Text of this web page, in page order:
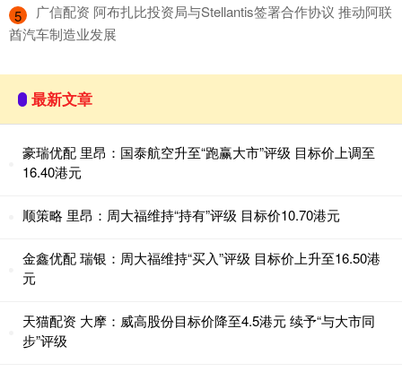
5
​广信配资 阿布扎比投资局与Stellantis签署合作协议 推动阿联
酋汽车制造业发展
最新文章
豪瑞优配 里昂：国泰航空升至“跑赢大市”评级 目标价上调至
16.40港元
顺策略 里昂：周大福维持“持有”评级 目标价10.70港元
金鑫优配 瑞银：周大福维持“买入”评级 目标价上升至16.50港
元
天猫配资 大摩：威高股份目标价降至4.5港元 续予“与大市同
步”评级